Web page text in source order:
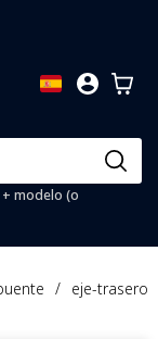
modelo (o
/ eje-trasero